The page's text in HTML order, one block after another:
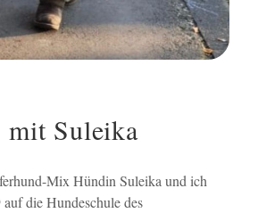
Suleika
Mix Hündin Suleika und ich
die Hundeschule des